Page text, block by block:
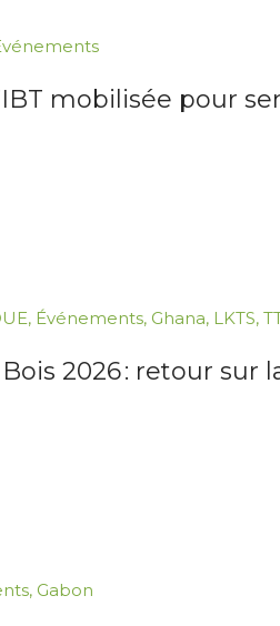
mobilisée pour
, Événements, Ghana, LKTS,
2026 : retour sur
, Gabon